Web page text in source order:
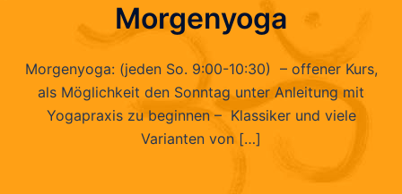
Morgenyoga
Morgenyoga: (jeden So. 9:00-10:30) – offener Kurs,
als Möglichkeit den Sonntag unter Anleitung mit
Yogapraxis zu beginnen – Klassiker und viele
Varianten von […]